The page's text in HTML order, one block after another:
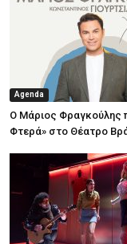
Agenda
Ο Μάριος Φραγκούλης
Φτερά» στο Θέατρο